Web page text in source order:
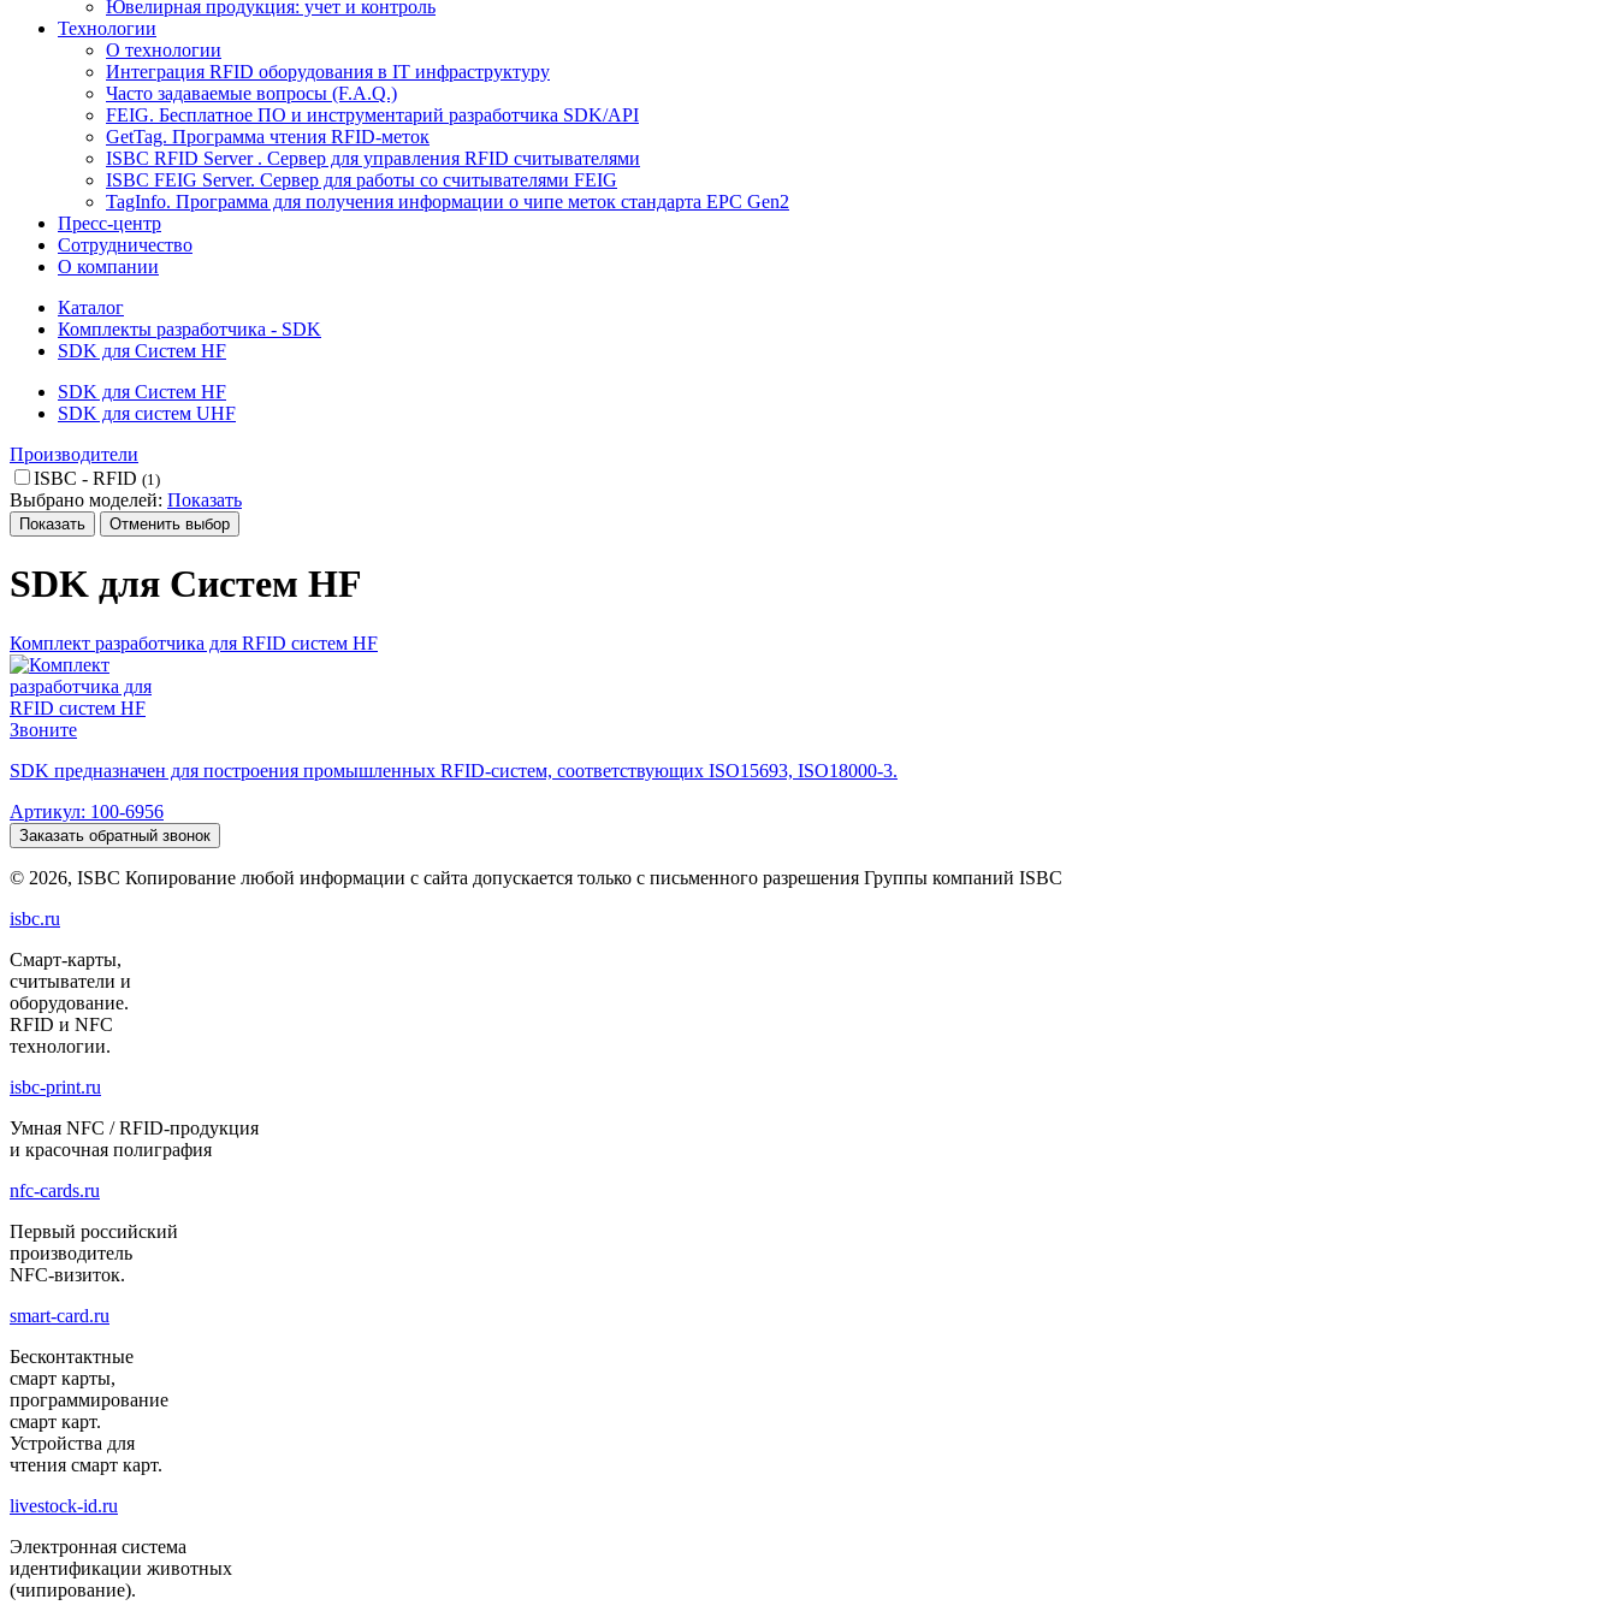
Ювелирная продукция: учет и контроль
Технологии
О технологии
Интеграция RFID оборудования в IT инфраструктуру
Часто задаваемые вопросы (F.A.Q.)
FEIG. Бесплатное ПО и инструментарий разработчика SDK/API
GetTag. Программа чтения RFID-меток
ISBC RFID Server . Cервер для управления RFID считывателями
ISBC FEIG Server. Сервер для работы со считывателями FEIG
TagInfo. Программа для получения информации о чипе меток стандарта EPC Gen2
Пресс-центр
Сотрудничество
О компании
Каталог
Комплекты разработчика - SDK
SDK для Систем HF
SDK для Систем HF
SDK для систем UHF
Производители
ISBC - RFID (1)
Выбрано моделей: Показать
Показать Отменить выбор
SDK для Систем HF
Комплект разработчика для RFID систем HF
Звоните
SDK предназначен для построения промышленных RFID-систем, соответствующих ISO15693, ISO18000-3.
Артикул: 100-6956
Заказать обратный звонок
© 2026, ISBC Копирование любой информации с сайта допускается только с письменного разрешения Группы компаний ISBC
isbc.ru
Смарт-карты,
считыватели и
оборудование.
RFID и NFC
технологии.
isbc-print.ru
Умная NFC / RFID-продукция
и красочная полиграфия
nfc-cards.ru
Первый российский
производитель
NFC-визиток.
smart-card.ru
Бесконтактные
смарт карты,
программирование
смарт карт.
Устройства для
чтения смарт карт.
livestock-id.ru
Электронная система
идентификации животных
(чипирование).